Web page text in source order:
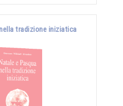
tradizione iniziatica